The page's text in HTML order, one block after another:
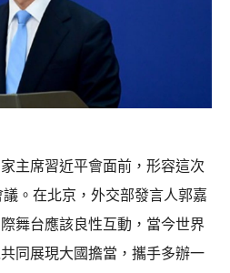
主席習近平會面前，形容這次
。在北京，外交部發言人郭嘉
舞台應該良性互動，當今世界
同展現大國擔當，攜手多辦一